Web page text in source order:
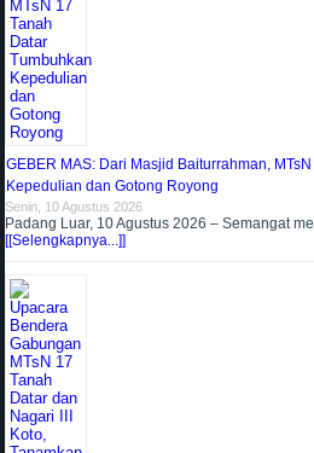
GEBER MAS: Dari Masjid Baiturrahman,
Kepedulian dan Gotong Royong
Senin, 10 Agustus 2026
Padang Luar, 10 Agustus 2026 – Semangat
[[Selengkapnya...]]